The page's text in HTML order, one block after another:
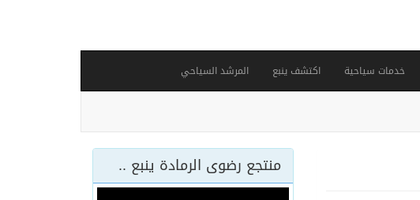
خدمات سياحية اكتشف ينبع المرشد السياحي
منتجع رضوى الرمادة ينبع ..